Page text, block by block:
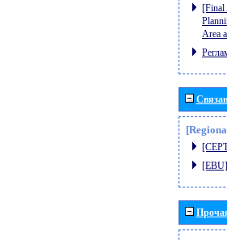
[Final
Area
[EBU]